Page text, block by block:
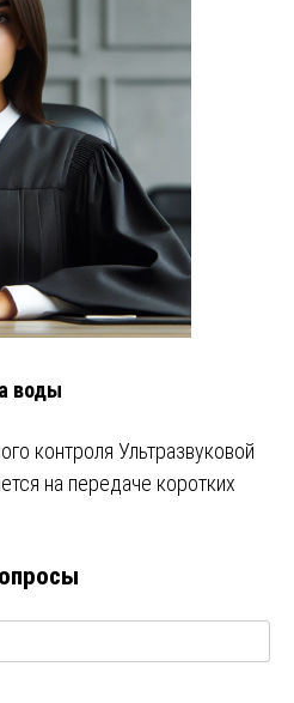
воды
контроля Ультразвуковой
на передаче коротких